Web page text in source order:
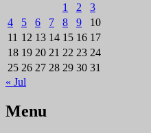
1
2
3
4
5 6 7 8 9
10
11 12 13 14 15 16 17
18 19 20 21 22 23 24
25 26 27 28 29 30 31
« Jul
Menu